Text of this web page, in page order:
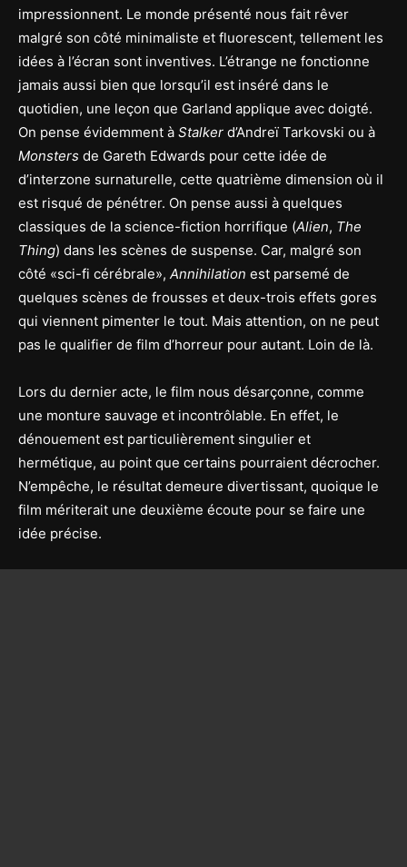
impressionnent. Le monde présenté nous fait rêver
malgré son côté minimaliste et fluorescent, tellement les
idées à l’écran sont inventives. L’étrange ne fonctionne
jamais aussi bien que lorsqu’il est inséré dans le
quotidien, une leçon que Garland applique avec doigté.
On pense évidemment à Stalker d’Andreï Tarkovski ou à
Monsters de Gareth Edwards pour cette idée de
d’interzone surnaturelle, cette quatrième dimension où il
est risqué de pénétrer. On pense aussi à quelques
classiques de la science-fiction horrifique (Alien, The
Thing) dans les scènes de suspense. Car, malgré son
côté «sci-fi cérébrale», Annihilation est parsemé de
quelques scènes de frousses et deux-trois effets gores
qui viennent pimenter le tout. Mais attention, on ne peut
pas le qualifier de film d’horreur pour autant. Loin de là.
Lors du dernier acte, le film nous désarçonne, comme
une monture sauvage et incontrôlable. En effet, le
dénouement est particulièrement singulier et
hermétique, au point que certains pourraient décrocher.
N’empêche, le résultat demeure divertissant, quoique le
film mériterait une deuxième écoute pour se faire une
idée précise.